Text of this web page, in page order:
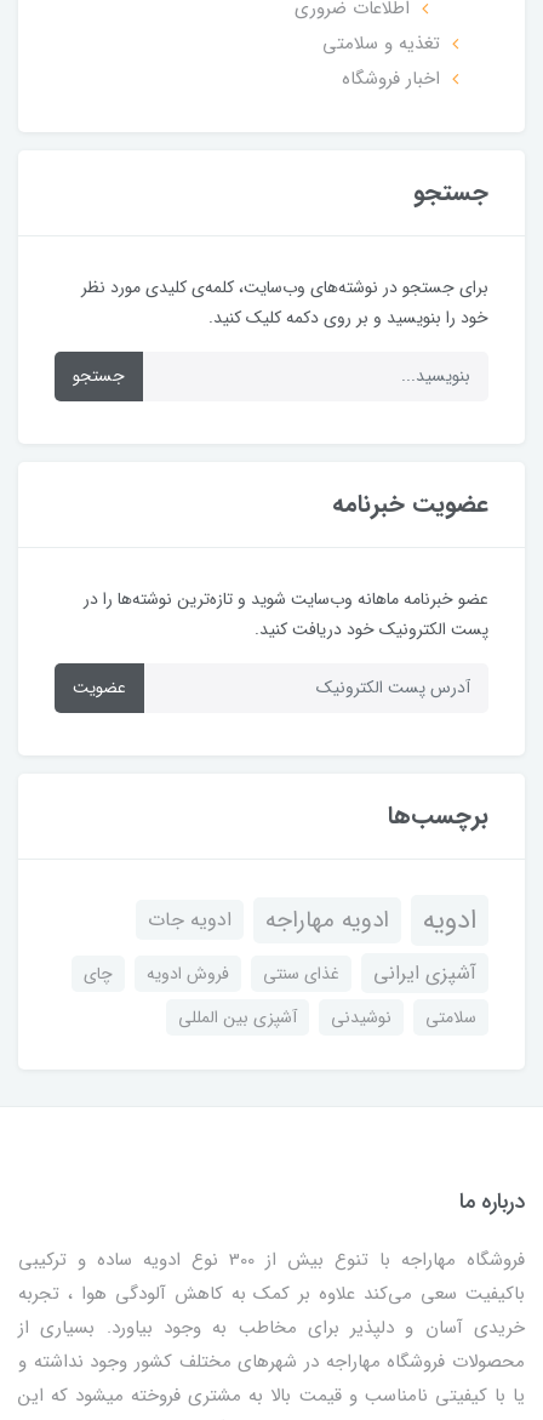
اطلاعات ضروری
تغذیه و سلامتی
اخبار فروشگاه
جستجو
برای جستجو در نوشته‌های وب‌سایت، کلمه‌ی کلیدی مورد نظر
خود را بنویسید و بر روی دکمه کلیک کنید.
جستجو
عضویت خبرنامه
عضو خبرنامه ماهانه وب‌سایت شوید و تازه‌ترین نوشته‌ها را در
پست الکترونیک خود دریافت کنید.
عضویت
برچسب‌ها
ادویه ادویه مهاراجه
ادویه جات
آشپزی ایرانی
غذای سنتی فروش ادویه
چای
سلامتی
نوشیدنی آشپزی بین المللی
درباره ما
فروشگاه مهاراجه با تنوع بیش از 300 نوع ادویه ساده و ترکیبی
باکیفیت سعی می‌کند علاوه بر کمک به کاهش آلودگی هوا ، تجربه
خریدی آسان و دلپذیر برای مخاطب به وجود بیاورد. بسیاری از
محصولات فروشگاه مهاراجه در شهرهای مختلف کشور وجود نداشته و
یا با کیفیتی نامناسب و قیمت بالا به مشتری فروخته میشود که این